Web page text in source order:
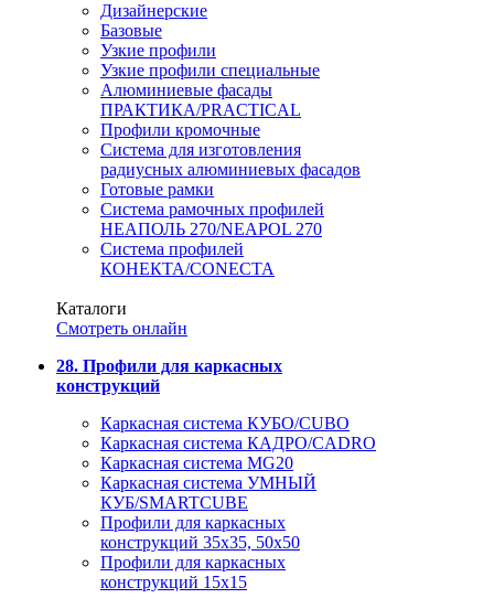
Дизайнерские
Базовые
Узкие профили
Узкие профили специальные
Алюминиевые фасады
ПРАКТИКА/PRACTICAL
Профили кромочные
Система для изготовления
радиусных алюминиевых фасадов
Готовые рамки
Система рамочных профилей
НЕАПОЛЬ 270/NEAPOL 270
Система профилей
КОНЕКТА/CONECTA
Каталоги
Смотреть онлайн
28. Профили для каркасных
конструкций
Каркасная система КУБО/CUBO
Каркасная система КАДРО/CADRO
Каркасная система MG20
Каркасная система УМНЫЙ
КУБ/SMARTCUBE
Профили для каркасных
конструкций 35x35, 50x50
Профили для каркасных
конструкций 15х15